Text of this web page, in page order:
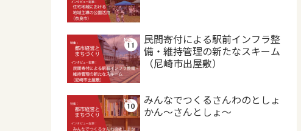
民間寄付による駅前インフラ整
備・維持管理の新たなスキーム
（尼崎市出屋敷）
みんなでつくるさんわのとしょ
かん～さんとしょ～